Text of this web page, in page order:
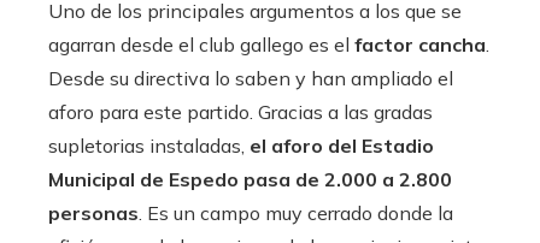
Uno de los principales argumentos a los que se
agarran desde el club gallego es el factor cancha.
Desde su directiva lo saben y han ampliado el
aforo para este partido. Gracias a las gradas
supletorias instaladas, el aforo del Estadio
Municipal de Espedo pasa de 2.000 a 2.800
personas. Es un campo muy cerrado donde la